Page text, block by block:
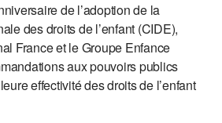
de l’adoption de la
des droits de l’enfant (CIDE),
France et le Groupe Enfance
aux pouvoirs publics
effectivité des droits de l’enfant